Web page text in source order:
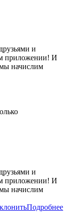
и
приложении! И
начислим
и
приложении! И
начислим
Подробнее